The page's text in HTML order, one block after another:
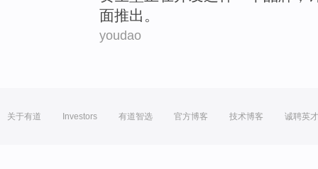
面推出。
youdao
关于有道 Investors 有道智选 官方博客 技术博客 诚聘英才